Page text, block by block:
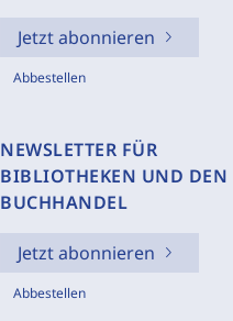
Jetzt abonnieren
Abbestellen
NEWSLETTER FÜR
BIBLIOTHEKEN UND DEN
BUCHHANDEL
Jetzt abonnieren
Abbestellen